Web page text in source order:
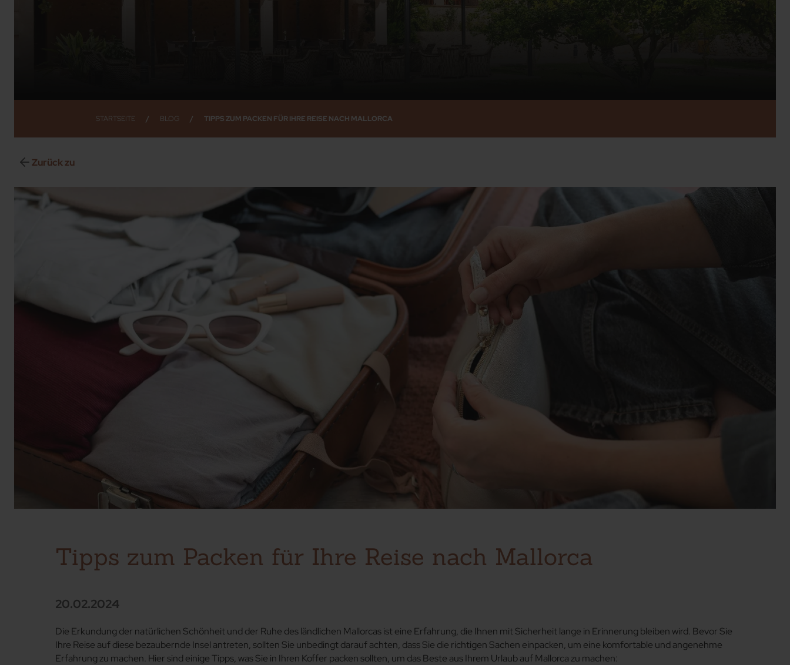
STARTSEITE / BLOG / TIPPS ZUM PACKEN FÜR IHRE REISE NACH MALLORCA
Zurück zu
Tipps zum Packen für Ihre Reise nach Mallorca
20.02.2024
Die Erkundung der natürlichen Schönheit und der Ruhe des ländlichen Mallorcas ist eine Erfahrung, die Ihnen mit Sicherheit lange in Erinnerung bleiben wird. Bevor Sie
Ihre Reise auf diese bezaubernde Insel antreten, sollten Sie unbedingt darauf achten, dass Sie die richtigen Sachen einpacken, um eine komfortable und angenehme
Erfahrung zu machen. Hier sind einige Tipps, was Sie in Ihren Koffer packen sollten, um das Beste aus Ihrem Urlaub auf Mallorca zu machen: